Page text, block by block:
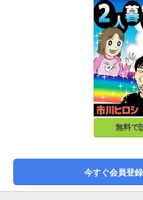
無料で
今すぐ会員登